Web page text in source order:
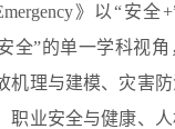
》以“安
全”的单一学科视
机理与建模、灾害
职业安全与健康、